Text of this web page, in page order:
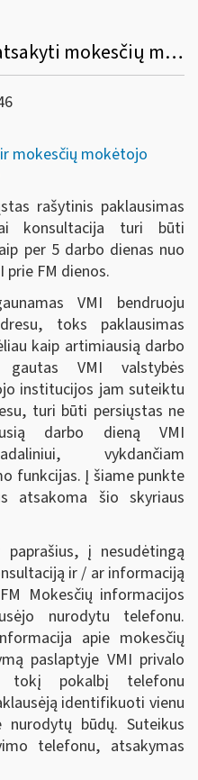
Per kiek laiko VMI turi atsakyti mokesčių mokėtojui į raštu pateiktą paklausimą?
mokesčių mokėtojo
rašytinis paklausimas
konsultacija turi būti
per 5 darbo dienas nuo
prie FM dienos.
VMI bendruoju
toks paklausimas
kaip artimiausią darbo
gautas VMI valstybės
institucijos jam suteiktu
turi būti persiųstas ne
darbo dieną VMI
vykdančiam
funkcijas. Į šiame punkte
atsakoma šio skyriaus
į nesudėtingą
ir / ar informaciją
Mokesčių informacijos
nurodytu telefonu.
apie mokesčių
paslaptyje VMI privalo
pokalbį telefonu
identifikuoti vienu
nurodytų būdų. Suteikus
telefonu, atsakymas